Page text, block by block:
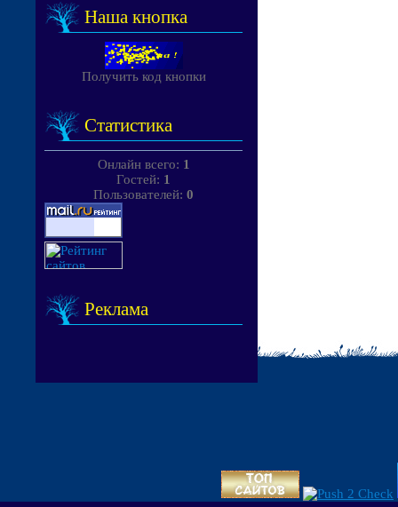
Наша кнопка
Получить код кнопки
Статистика
Онлайн всего: 1
Гостей: 1
Пользователей: 0
Реклама